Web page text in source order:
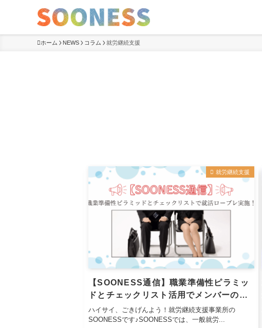
ホーム NEWS コラム 就労継続支援
就労継続支援
【SOONESS通信】職業準備性ピラミッ
ドとチェックリスト活用でメンバーの就
活をロールプレイング！
ハイサイ、ごきげんよう！就労継続支援事業所の
SOONESSです♪SOONESSでは、一般就労...